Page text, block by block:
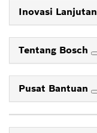
Inovasi Lanjutan
Tentang Bosch
Pusat Bantuan